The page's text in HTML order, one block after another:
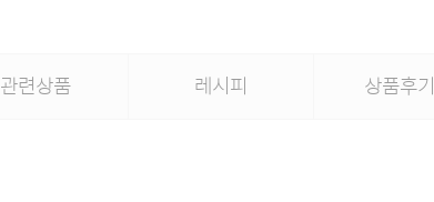
관련상품 레시피 상품후기